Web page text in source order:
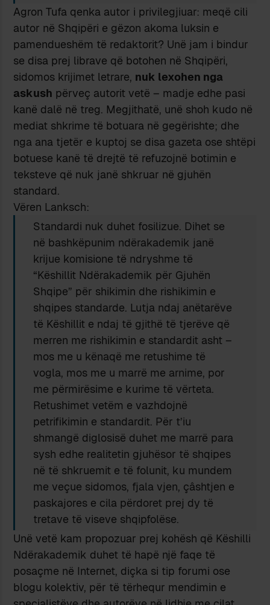
Agron Tufa qenka autor i privilegjiuar: meqë cili
autor në Shqipëri e gëzon akoma luksin e
pamendueshëm të redaktorit? Unë jam i bindur
se disa prej librave që botohen në Shqipëri,
sidomos krijimet letrare, nuk lexohen nga
askush përveç autorit vetë – madje edhe pasi
kanë dalë në treg. Megjithatë, unë shoh kudo në
mediat shkrime të botuara në gegërishte; dhe
nga ana tjetër e kuptoj se disa gazeta ose shtëpi
botuese kanë të drejtë të refuzojnë botimin e
teksteve që nuk janë shkruar në gjuhën
standard.
Vëren Lanksch:
Standardi nuk duhet fosilizue. Dihet se
në bashkëpunim ndërakademik janë
krijue komisione të ndryshme të
“Këshillit Ndërakademik për Gjuhën
Shqipe” për shikimin dhe rishikimin e
shqipes standarde. Lutja ndaj anëtarëve
të Këshillit e ndaj të gjithë të tjerëve që
merren me rishikimin e standardit asht –
mos me u kënaqë me retushime të
vogla, mos me u marrë me arnime, por
me përmirësime e kurime të vërteta.
Retushimet vetëm e vazhdojnë
petrifikimin e standardit. Për t’iu
shmangë diglosisë duhet me marrë para
sysh edhe realitetin gjuhësor të shqipes
në të shkruemit e të folunit, ku mundem
me veçue sidomos, fjala vjen, çâshtjen e
paskajores e cila përdoret prej dy të
tretave të viseve shqipfolëse.
Unë vetë kam propozuar prej kohësh që Këshilli
Ndërakademik duhet të hapë një faqe të
posaçme në Internet, diçka si tip forumi ose
blogu kolektiv, për të tërhequr mendimin e